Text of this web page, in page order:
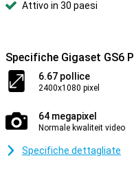
Attivo in 30 paesi
Specifiche Gigaset GS6
6.67 pollice
2400x1080 pixel
64 megapixel
Normale kwaliteit video
Specifiche dettagliate